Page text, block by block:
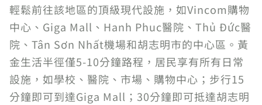
輕鬆前往該地區的頂級現代設施，如Vincom購物
中心、Giga Mall、Hanh Phuc醫院、Thủ Đức醫
院、Tân Sơn Nhất機場和胡志明市的中心區。黃
金生活半徑僅5-10分鐘路程，居民享有所有日常
設施，如學校、醫院、市場、購物中心；步行15
分鐘即可到達Giga Mall；30分鐘即可抵達胡志明